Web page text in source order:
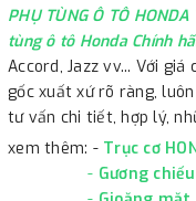
PHỤ TÙNG Ô TÔ HONDA
tùng ô tô Honda Chính
Accord, Jazz vv... Với
gốc xuất xứ rõ ràng,
tư vấn chi tiết, hợp lý,
xem thêm: - Trục cơ
- Gương